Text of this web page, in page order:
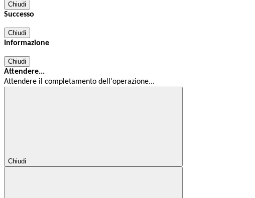
Chiudi
Successo
Chiudi
Informazione
Chiudi
Attendere...
Attendere il completamento dell'operazione...
Chiudi